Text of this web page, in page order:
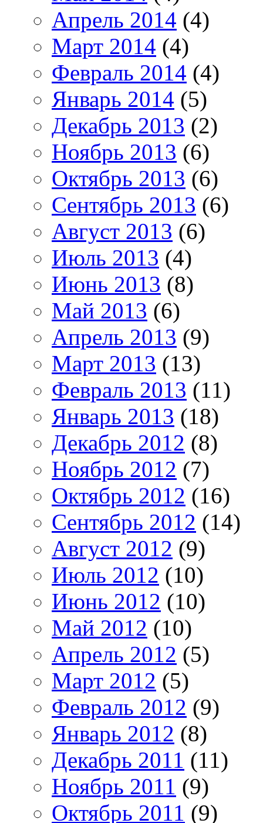
Апрель 2014 (4)
Март 2014 (4)
Февраль 2014 (4)
Январь 2014 (5)
Декабрь 2013 (2)
Ноябрь 2013 (6)
Октябрь 2013 (6)
Сентябрь 2013 (6)
Август 2013 (6)
Июль 2013 (4)
Июнь 2013 (8)
Май 2013 (6)
Апрель 2013 (9)
Март 2013 (13)
Февраль 2013 (11)
Январь 2013 (18)
Декабрь 2012 (8)
Ноябрь 2012 (7)
Октябрь 2012 (16)
Сентябрь 2012 (14)
Август 2012 (9)
Июль 2012 (10)
Июнь 2012 (10)
Май 2012 (10)
Апрель 2012 (5)
Март 2012 (5)
Февраль 2012 (9)
Январь 2012 (8)
Декабрь 2011 (11)
Ноябрь 2011 (9)
Октябрь 2011 (9)